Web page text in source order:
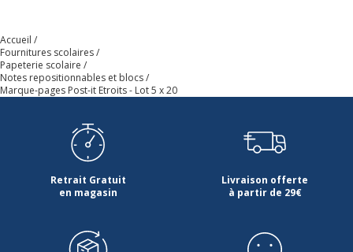
Référence produit fabricant
Accueil
Fournitures scolaires
Papeterie scolaire
Notes repositionnables et blocs
Marque-pages Post-it Etroits - Lot 5 x 20
Retrait Gratuit
en magasin
Livraison offerte
à partir de 29€